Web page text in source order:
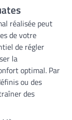
réalisée peut
de votre
de régler
la
optimal. Par
ou des
des